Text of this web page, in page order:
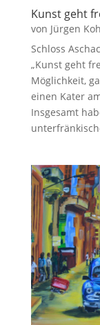
Kunst geht
von Jürgen
Schloss
„Kunst geht
Möglichkeit,
einen Kater
Insgesamt